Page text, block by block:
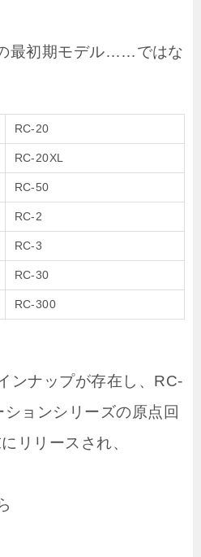
最初期モデル……ではな
RC-20
RC-20XL
RC-50
RC-2
RC-3
RC-30
RC-300
ンナップが存在し、RC-
ョンシリーズの原点回
リリースされ、